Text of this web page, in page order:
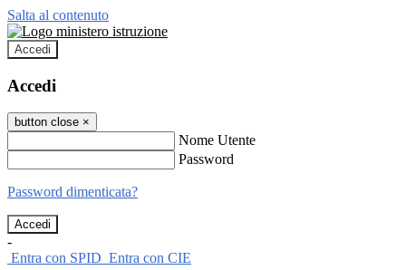
Salta al contenuto
Accedi
Accedi
button close ×
Nome Utente
Password
Password dimenticata?
-
Entra con SPID Entra con CIE